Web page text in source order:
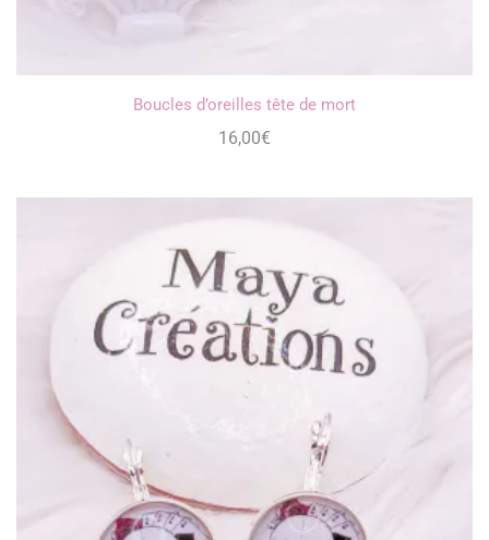
Boucles d’oreilles tête de mort
16,00€